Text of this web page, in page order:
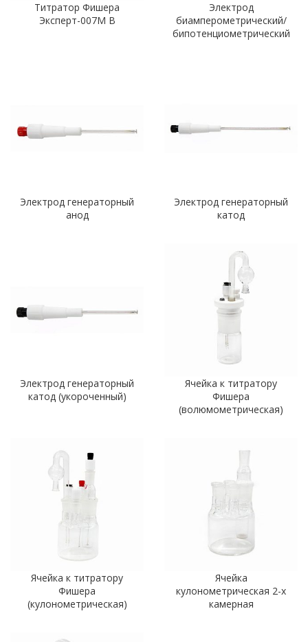
Титратор Фишера
Эксперт-007М В
Электрод
биамперометрический/
бипотенциометрический
Электрод генераторный
анод
Электрод генераторный
катод
Электрод генераторный
катод (укороченный)
Ячейка к титратору
Фишера
(волюмометрическая)
Ячейка к титратору
Фишера
(кулонометрическая)
Ячейка
кулонометрическая 2-х
камерная